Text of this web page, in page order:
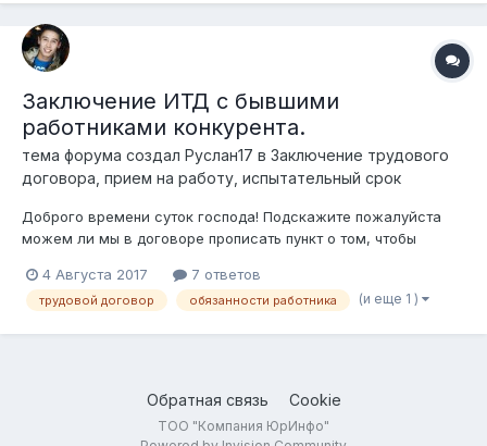
Заключение ИТД с бывшими
работниками конкурента.
тема форума создал Руслан17 в Заключение трудового
договора, прием на работу, испытательный срок
Доброго времени суток господа! Подскажите пожалуйста
можем ли мы в договоре прописать пункт о том, чтобы
течении __ лет" т.к. именно от этого конкурента он и перешел
к нам. И второй вопрос: Можем ли мы прописать еще одно
4 Августа 2017 7 ответов
трудовой договор обязанности работника (и еще 1 )
Обратная связь Cookie
ТОО "Компания ЮрИнфо"